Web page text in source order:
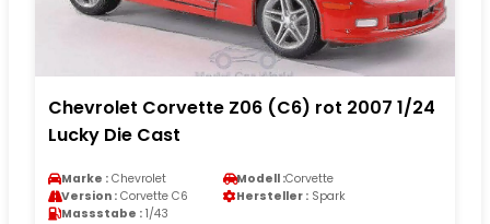
Chevrolet Corvette Z06 (C6) rot 2007 1/24
Lucky Die Cast
Marke : Chevrolet Modell :Corvette
Version : Corvette C6 Hersteller : Spark
Massstabe : 1/43